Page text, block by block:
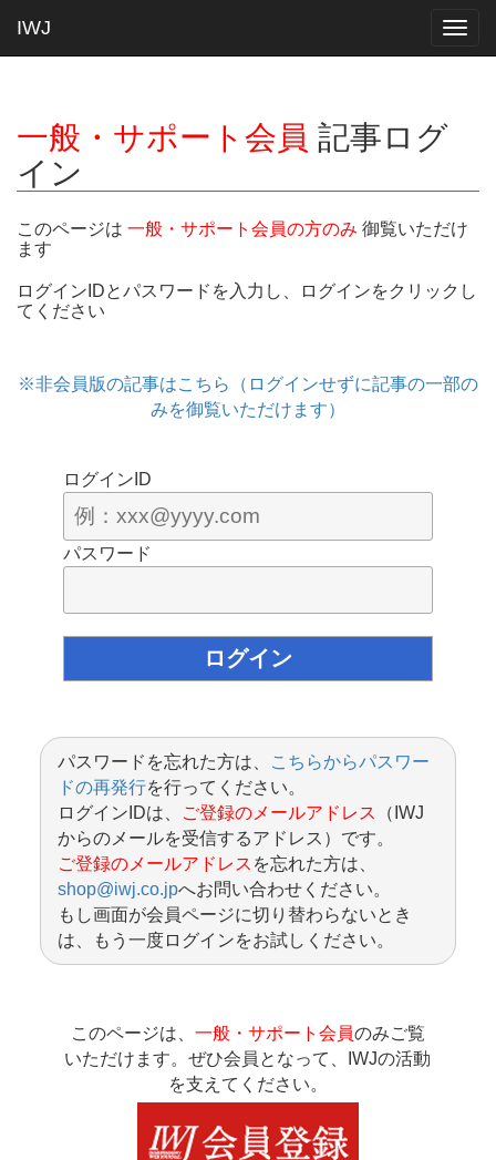
IWJ
一般・サポート会員 記事ログ
イン
このページは 一般・サポート会員の方のみ 御覧いただけ
ます
ログインIDとパスワードを入力し、ログインをクリックし
てください
※非会員版の記事はこちら（ログインせずに記事の一部の
みを御覧いただけます）
ログインID
パスワード
パスワードを忘れた方は、
こちらからパスワー
ドの再発行を行ってください。
ログインIDは、
ご登録のメールアドレス
（IWJ
からのメールを受信するアドレス）です。
ご登録のメールアドレス を忘れた方は、
shop@iwj.co.jpへお問い合わせください。
もし画面が会員ページに切り替わらないとき
は、もう一度ログインをお試しください。
このページは、 一般・サポート会員のみご覧
いただけます。ぜひ会員となって、IWJの活動
を支えてください。